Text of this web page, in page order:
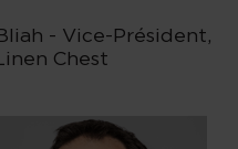
- Vice-Président,
Chest